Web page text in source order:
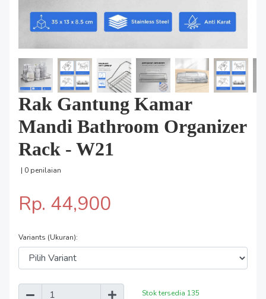
Rak Gantung Kamar
Mandi Bathroom Organizer
Rack - W21
| 0 penilaian
Rp. 44,900
Variants (Ukuran):
Stok tersedia 135